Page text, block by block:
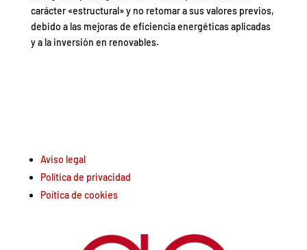
carácter «estructural» y no retomar a sus valores previos,
debido a las mejoras de eficiencia energéticas aplicadas
y a la inversión en renovables.
Aviso legal
Política de privacidad
Poítica de cookies